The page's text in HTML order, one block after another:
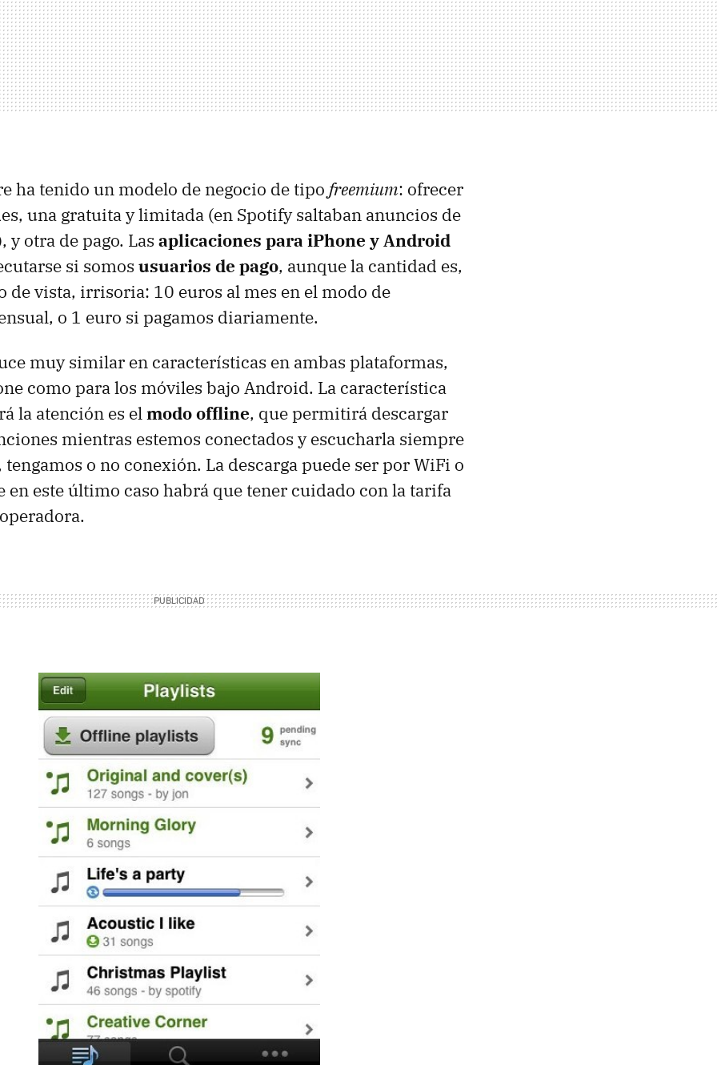
ha tenido un modelo de negocio de tipo freemium: ofrecer
una gratuita y limitada (en Spotify saltaban anuncios de
y otra de pago. Las aplicaciones para iPhone y Android
si somos usuarios de pago, aunque la cantidad es,
de vista, irrisoria: 10 euros al mes en el modo de
o 1 euro si pagamos diariamente.
muy similar en características en ambas plataformas,
como para los móviles bajo Android. La característica
la atención es elmodo offline, que permitirá descargar
mientras estemos conectados y escucharla siempre
o no conexión. La descarga puede ser por WiFi o
en este último caso habrá que tener cuidado con la tarifa